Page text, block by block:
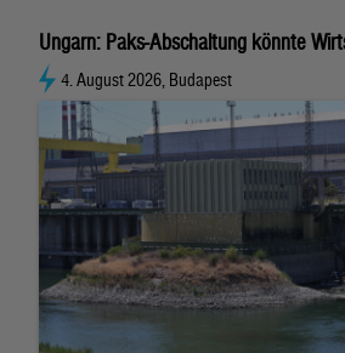
Ungarn: Paks-Abschaltung könnte
4. August 2026, Budapest